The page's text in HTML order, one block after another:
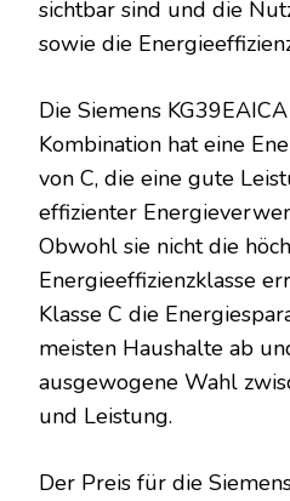
sichtbar sind und die
sowie die
Die Siemens
Kombination hat eine
von C, die eine gute
effizienter
Obwohl sie nicht die
Energieeffizienzklasse
Klasse C die
meisten Haushalte ab
ausgewogene Wahl
und Leistung.
Der Preis für die